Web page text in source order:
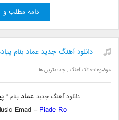
ادامه مطلب و
دانلود آهنگ جدید عماد بنام
موضوعات:تک آهنگ ,جدیدترین ها
دانلود آهنگ جدید عماد بنام “
Emad – Piade Ro